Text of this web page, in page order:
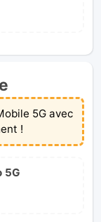
5G avec
!
5G